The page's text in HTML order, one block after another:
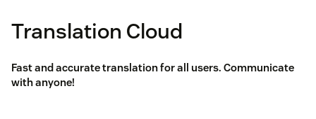
Translation Cloud
Fast and accurate translation for all users. Communicate
with anyone!